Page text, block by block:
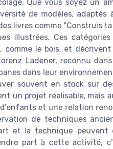
Que vous soyez un
de modèles,
livres comme "Construis
illustrées. Ces
comme le bois, et
Ladener, reconnu
dans leur
souvent en stock sur
un projet réalisable, mais
et une relation
de techniques
et la technique peuvent
part à cette activité,